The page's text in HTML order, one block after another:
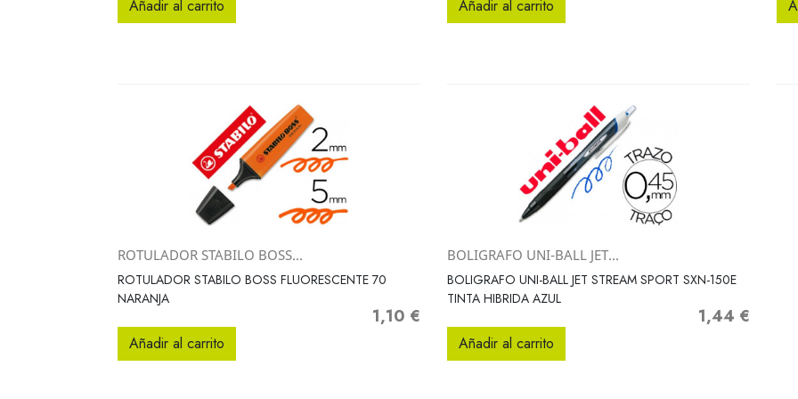
Añadir al carrito Añadir al carrito
 Vista rápida
ROTULADOR STABILO BOSS...
ROTULADOR STABILO BOSS FLUORESCENTE 70
NARANJA
Precio
1,10 €
Añadir al carrito
Vista rápida
BOLIGRAFO UNI-BALL JET...
BOLIGRAFO UNI-BALL JET STREAM SPORT SXN-150E
TINTA HIBRIDA AZUL
Precio
1,44 €
Añadir al carrito